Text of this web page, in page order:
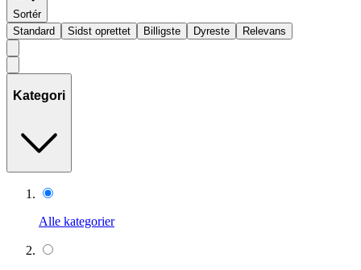
Sortér
Standard
Sidst oprettet Billigste Dyreste Relevans
Kategori
Alle kategorier